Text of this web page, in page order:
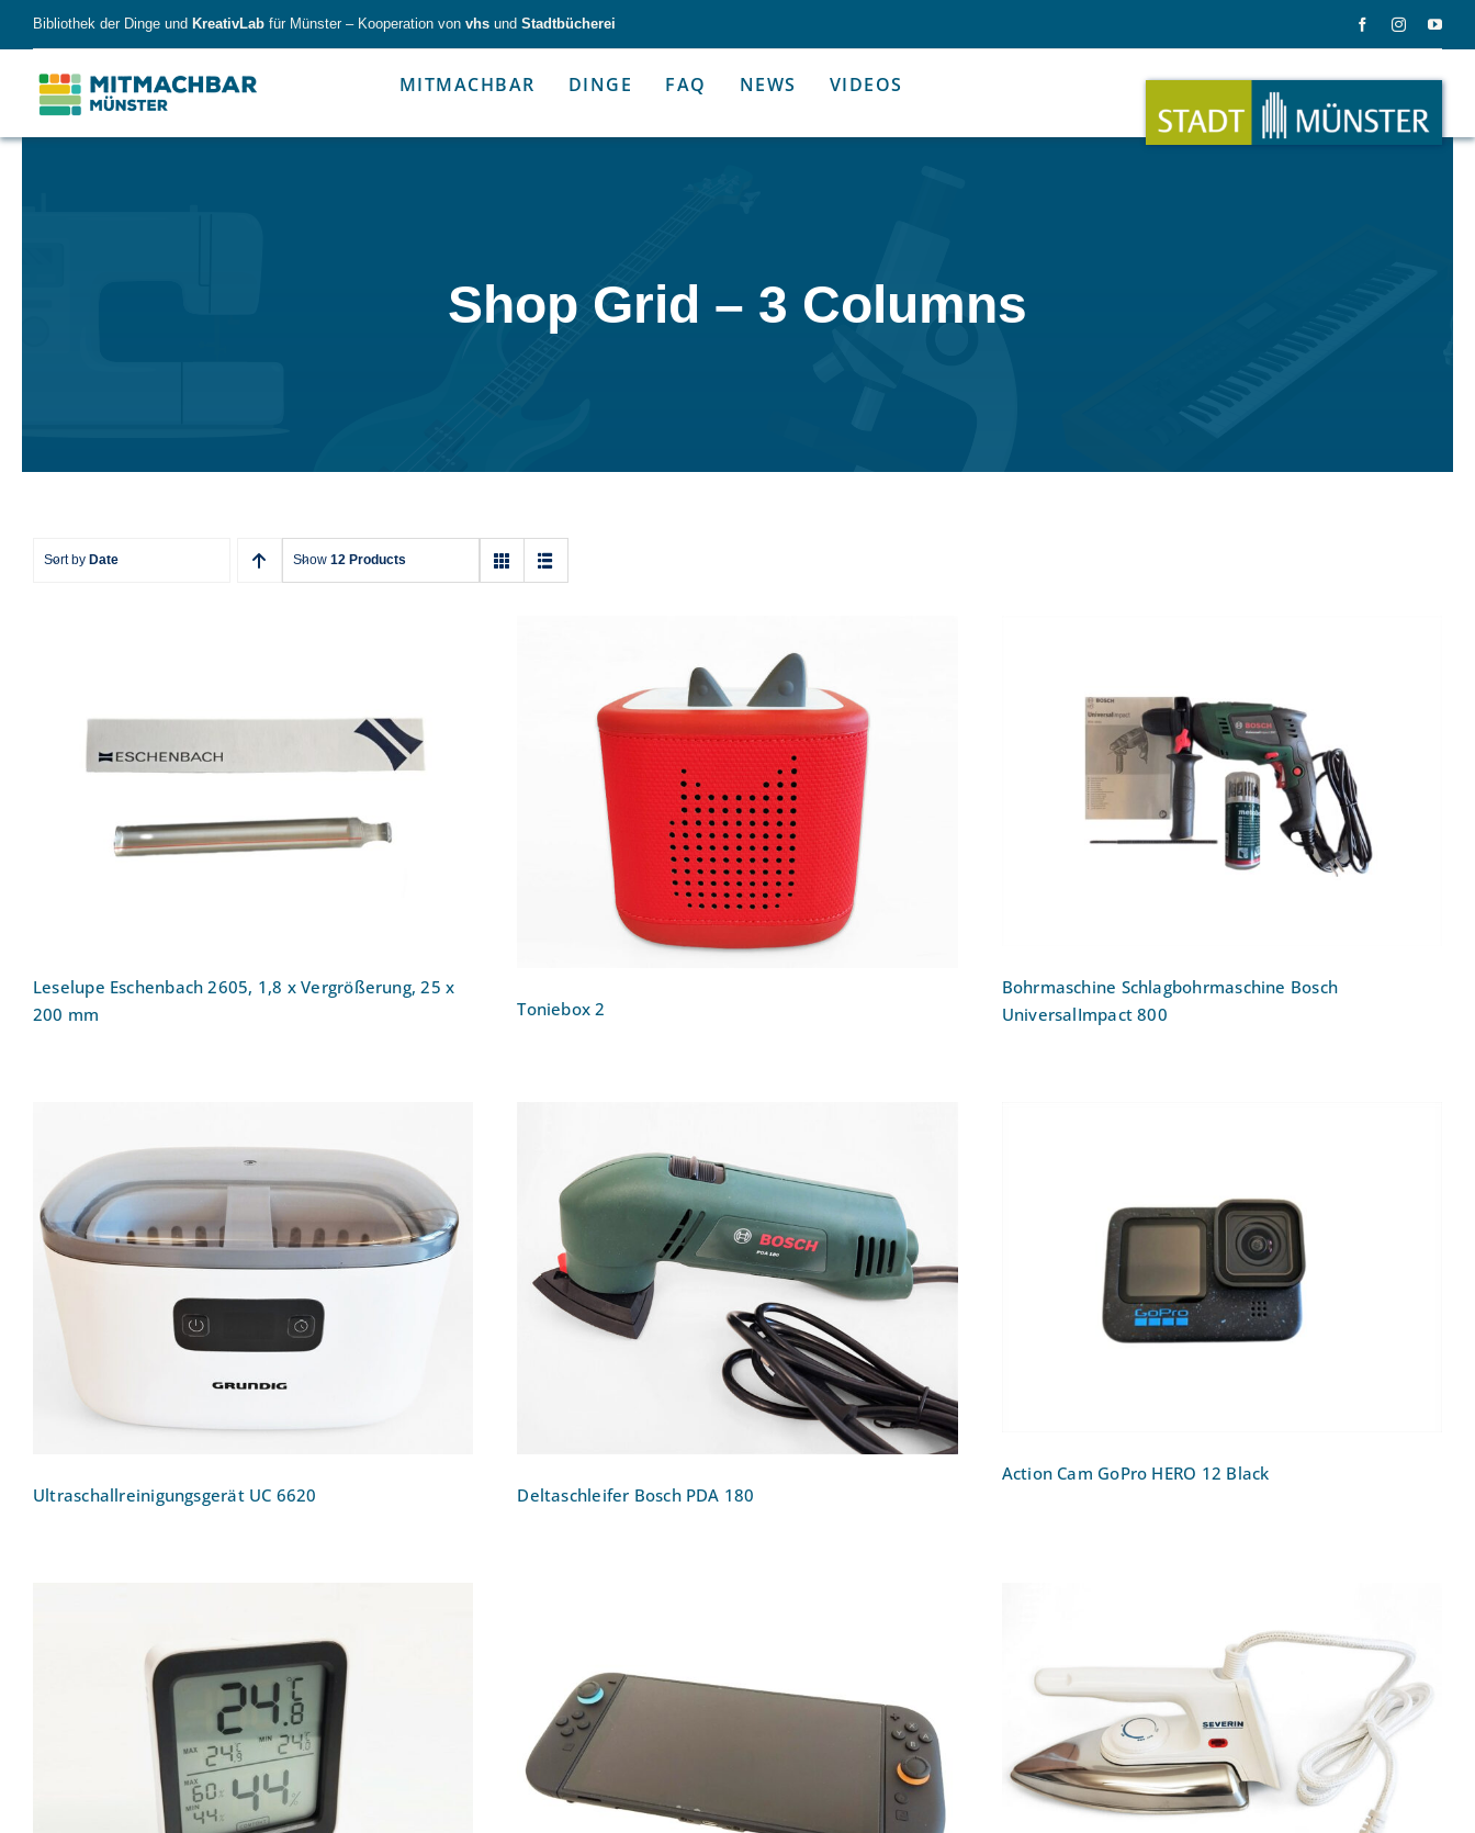
content
Bibliothek der Dinge und KreativLab für Münster – Kooperation von vhs und Stadtbücherei
MITMACHBAR DINGE
Forschen
Alles für kleine & große Entdecker.
Werkzeug & Alltagshelfer
Nimm die Dinge selbst in die Hand.
Medien & Kommunikation
Kommunikative Gimmicks & coole Gadgets
Musik
Alles zum Tasten, Zupfen, Schlagen.
FAQ NEWS VIDEOS
Shop Grid – 3 Columns
Sort by Date Show 12 Products
Leselupe Eschenbach 2605, 1,8 x
Leselupe Eschenbach 2605, 1,8 x Vergrößerung, 25 x
200 mm
Toniebox 2
Toniebox 2
Bohrmaschine Schlagbohrmaschine
Bosch UniversalImpact 800
Bohrmaschine Schlagbohrmaschine Bosch
UniversalImpact 800
Ultraschallreinigungsgerät UC 6620
Deltaschleifer Bosch PDA 180
Deltaschleifer Bosch PDA 180
Action Cam GoPro HERO 12 Black
Action Cam GoPro HERO 12 Black
Thermometer / Hygrometer Smart Bügeleisen – Trockenbügeleisen 175 Watt